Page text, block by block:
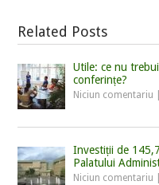
Related Posts
Utile: ce nu
conferințe?
Niciun comentariu
Investiții de
Palatului
Niciun comentariu